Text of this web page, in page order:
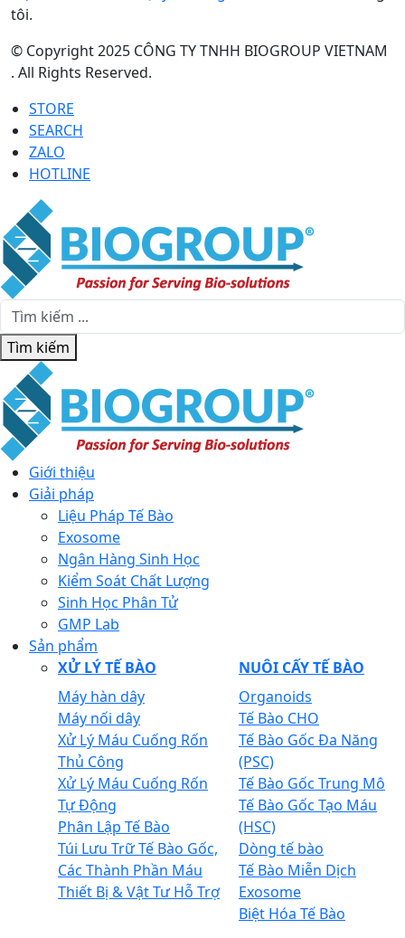
tôi.
© Copyright 2025 CÔNG TY TNHH BIOGROUP VIETNAM
. All Rights Reserved.
STORE
SEARCH
ZALO
HOTLINE
Tìm kiếm
Giới thiệu
Giải pháp
Liệu Pháp Tế Bào
Exosome
Ngân Hàng Sinh Học
Kiểm Soát Chất Lượng
Sinh Học Phân Tử
GMP Lab
Sản phẩm
XỬ LÝ TẾ BÀO
Máy hàn dây
Máy nối dây
Xử Lý Máu Cuống Rốn
Thủ Công
Xử Lý Máu Cuống Rốn
Tự Động
Phân Lập Tế Bào
Túi Lưu Trữ Tế Bào Gốc,
Các Thành Phần Máu
Thiết Bị & Vật Tư Hỗ Trợ
NUÔI CẤY TẾ BÀO
Organoids
Tế Bào CHO
Tế Bào Gốc Đa Năng
(PSC)
Tế Bào Gốc Trung Mô
Tế Bào Gốc Tạo Máu
(HSC)
Dòng tế bào
Tế Bào Miễn Dịch
Exosome
Biệt Hóa Tế Bào